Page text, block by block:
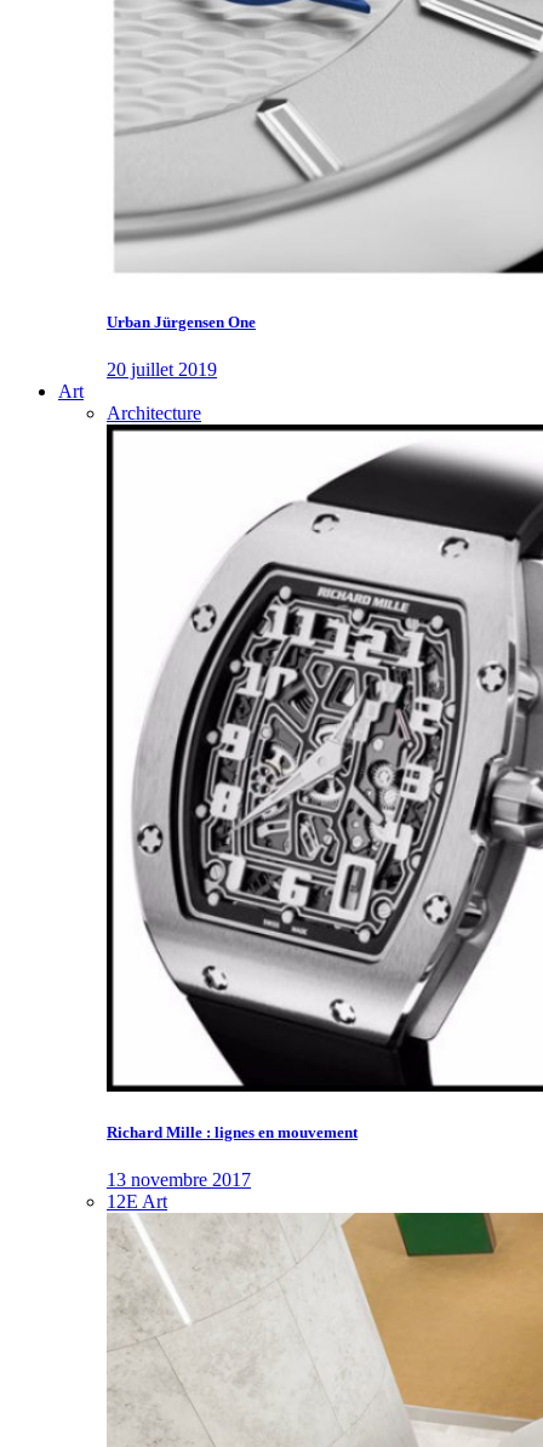
Urban Jürgensen One
20 juillet 2019
Art
Architecture
Richard Mille : lignes en mouvement
13 novembre 2017
12E Art